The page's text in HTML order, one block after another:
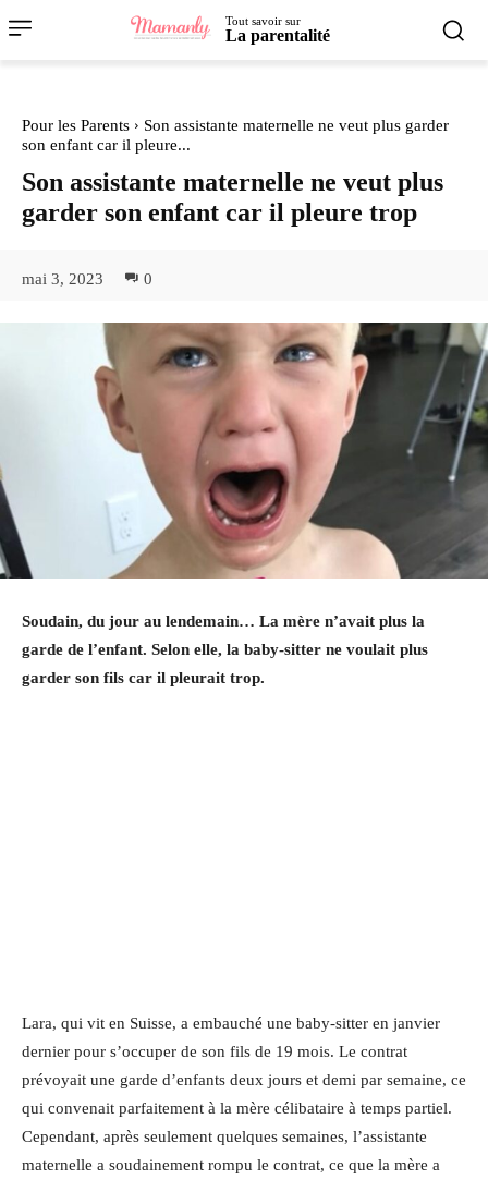
Tout savoir sur
La parentalité
Pour les Parents
Son assistante maternelle ne veut plus garder
son enfant car il pleure...
Son assistante maternelle ne veut plus
garder son enfant car il pleure trop
mai 3, 2023 0
Soudain, du jour au lendemain… La mère n’avait plus la
garde de l’enfant. Selon elle, la baby-sitter ne voulait plus
garder son fils car il pleurait trop.
Lara, qui vit en Suisse, a embauché une baby-sitter en janvier
dernier pour s’occuper de son fils de 19 mois. Le contrat
prévoyait une garde d’enfants deux jours et demi par semaine, ce
qui convenait parfaitement à la mère célibataire à temps partiel.
Cependant, après seulement quelques semaines, l’assistante
maternelle a soudainement rompu le contrat, ce que la mère a